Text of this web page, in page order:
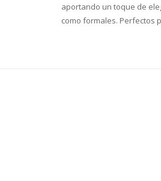
aportando un toque de
como formales. Perfectos